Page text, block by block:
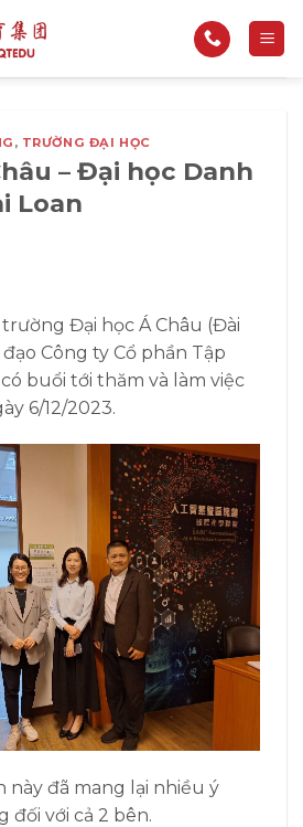
, TRƯỜNG ĐẠI HỌC
– Đại học Danh
Loan
Đại học Á Châu (Đài
Công ty Cổ phần Tập
buổi tới thăm và làm việc
6/12/2023.
này đã mang lại nhiều ý
đối với cả 2 bên.